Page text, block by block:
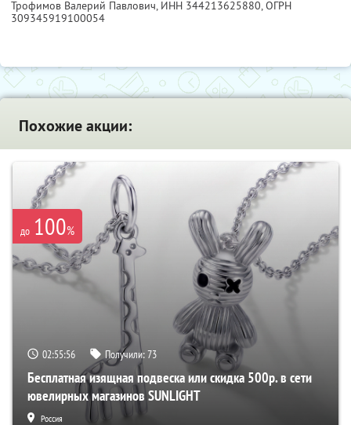
Трофимов Валерий Павлович, ИНН 344213625880, ОГРН
309345919100054
Похожие акции:
до 100%
02:55:55 Получили:73
Бесплатная изящная подвеска или скидка 500р. в сети
ювелирных магазинов SUNLIGHT
Россия